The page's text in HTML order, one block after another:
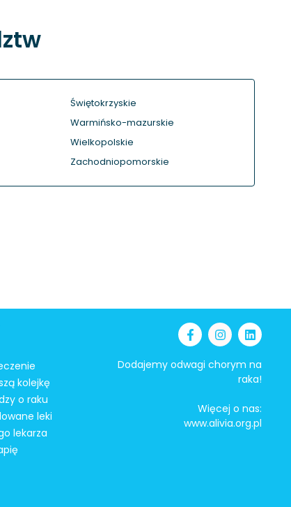
Świętokrzyskie
Warmińsko-mazurskie
Wielkopolskie
Zachodniopomorskie
kolejkę
o raku
leki
lekarza
Dodajemy odwagi chorym na
raka!
Więcej o nas:
www.alivia.org.pl